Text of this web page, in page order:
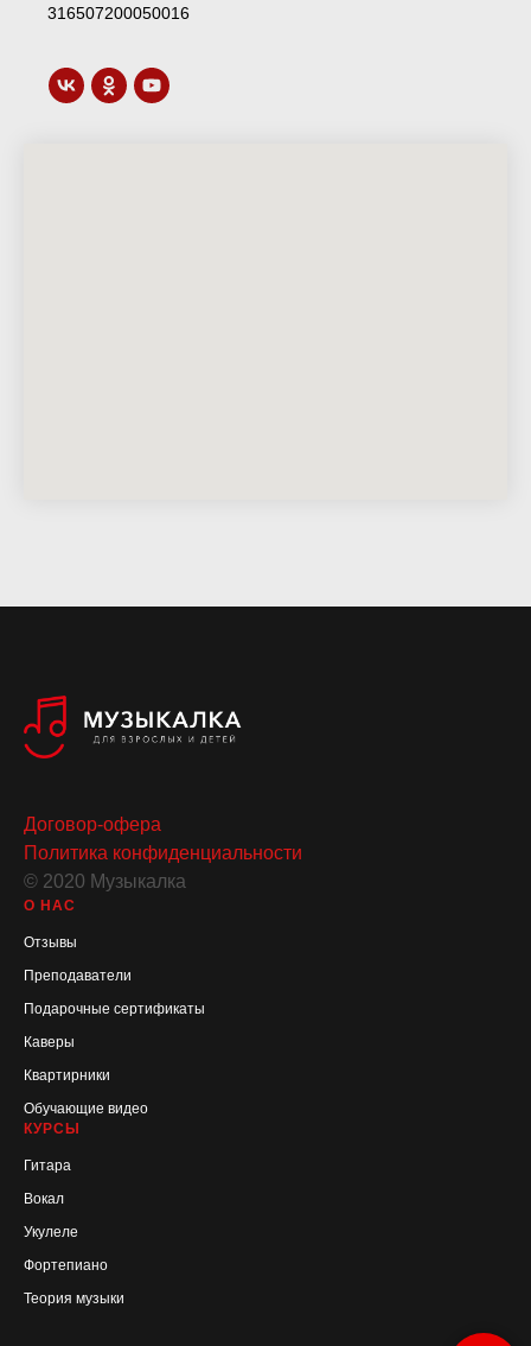
316507200050016
Договор-офера
Политика конфиденциальности
© 2020 Музыкалка
О НАС
Отзывы
Преподаватели
Подарочные сертификаты
Каверы
Квартирники
Обучающие видео
КУРСЫ
Гитара
Вокал
Укулеле
Фортепиано
Теория музыки